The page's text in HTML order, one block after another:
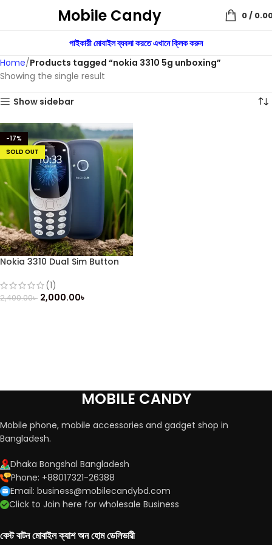
Mobile Candy 0/
পাইকারী মোবাইল ব্যবসা করতে এখানে ক্লিক করুন
Home Products tagged “nokia 3310 5g unboxing”
Showing the single result
Show sidebar
-17%
SOLD OUT
Nokia 3310 Dual Sim Button
(1)
2,400.00৳ 2,000.00৳
MOBILE CANDY
Mobile phone, mobile accessories and gadget shop in
Bangladesh.
Dhaka Bongshal Bangladesh
Phone: +88017321-26388
Email: business@mobilecandybd.com
Click to Join here for wholesale Business
বেস্ট বাটন মোবাইল ক্যাশ অন হোম ডেলিভারী